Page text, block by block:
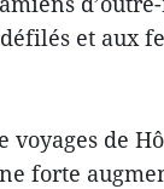
et aux
voyages de
forte